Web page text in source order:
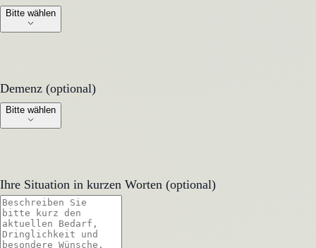
Bitte wählen
Demenz (optional)
Demenz (optional)
Bitte wählen
Ihre Situation in kurzen Worten (optional)